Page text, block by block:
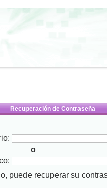
Recuperación de Contraseña
o
puede recuperar su